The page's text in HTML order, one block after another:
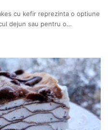
cu kefir reprezinta o optiune
dejun sau pentru o…